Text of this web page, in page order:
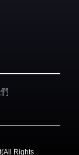
Rights